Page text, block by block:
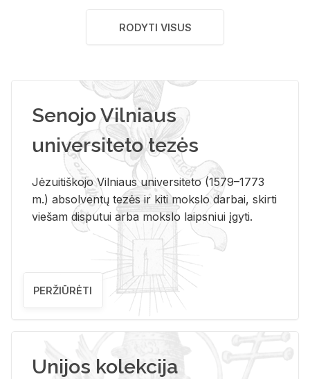
RODYTI VISUS
Senojo Vilniaus
universiteto tezės
Jėzuitiškojo Vilniaus universiteto (1579–1773
m.) absolventų tezės ir kiti mokslo darbai, skirti
viešam disputui arba mokslo laipsniui įgyti.
PERŽIŪRĖTI
Unijos kolekcija